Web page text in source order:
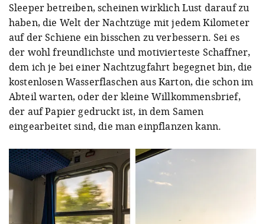
Sleeper betreiben, scheinen wirklich Lust darauf zu
haben, die Welt der Nachtzüge mit jedem Kilometer
auf der Schiene ein bisschen zu verbessern. Sei es
der wohl freundlichste und motivierteste Schaffner,
dem ich je bei einer Nachtzugfahrt begegnet bin, die
kostenlosen Wasserflaschen aus Karton, die schon im
Abteil warten, oder der kleine Willkommensbrief,
der auf Papier gedruckt ist, in dem Samen
eingearbeitet sind, die man einpflanzen kann.